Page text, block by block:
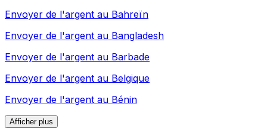
Envoyer de l'argent au Bahreïn
Envoyer de l'argent au Bangladesh
Envoyer de l'argent au Barbade
Envoyer de l'argent au Belgique
Envoyer de l'argent au Bénin
Afficher plus